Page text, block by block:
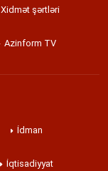
Xidmət şərtləri
Azinform TV
İdman
İqtisadiyyat